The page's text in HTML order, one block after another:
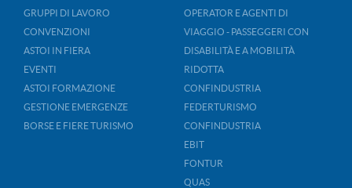
GRUPPI DI LAVORO
CONVENZIONI
ASTOI IN FIERA
EVENTI
ASTOI FORMAZIONE
GESTIONE EMERGENZE
BORSE E FIERE TURISMO
OPERATOR E AGENTI DI
VIAGGIO - PASSEGGERI CON
DISABILITÀ E A MOBILITÀ
RIDOTTA
CONFINDUSTRIA
FEDERTURISMO
CONFINDUSTRIA
EBIT
FONTUR
QUAS